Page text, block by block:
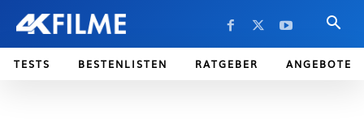
TESTS BESTENLISTEN RATGEBER ANGEBOTE